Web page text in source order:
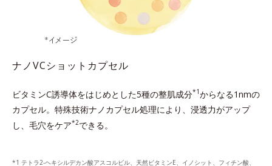
ナノVCショットカプセル
ビタミンC誘導体をはじめとした5種の整肌成分*1からなる1nmの
カプセル。 特殊技術ナノカプセル処理により、浸透力がアップ
し、毛穴をケア*2できる。
テトラ2-ヘキシルデカン酸アスコルビル、天然ビタミンE、イノシット、フィチン酸、